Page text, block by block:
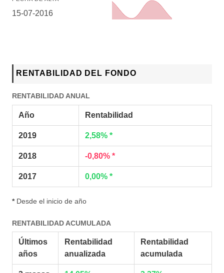
15-07-2016
RENTABILIDAD DEL FONDO
RENTABILIDAD ANUAL
Año Rentabilidad
2019 2,58% *
2018 -0,80% *
2017 0,00% *
*Desde el inicio de año
RENTABILIDAD ACUMULADA
Últimos
años
Rentabilidad
anualizada
Rentabilidad
acumulada